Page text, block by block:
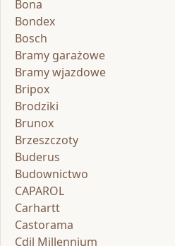
Bona
Bondex
Bosch
Bramy garażowe
Bramy wjazdowe
Bripox
Brodziki
Brunox
Brzeszczoty
Buderus
Budownictwo
CAPAROL
Carhartt
Castorama
Cdil Millennium